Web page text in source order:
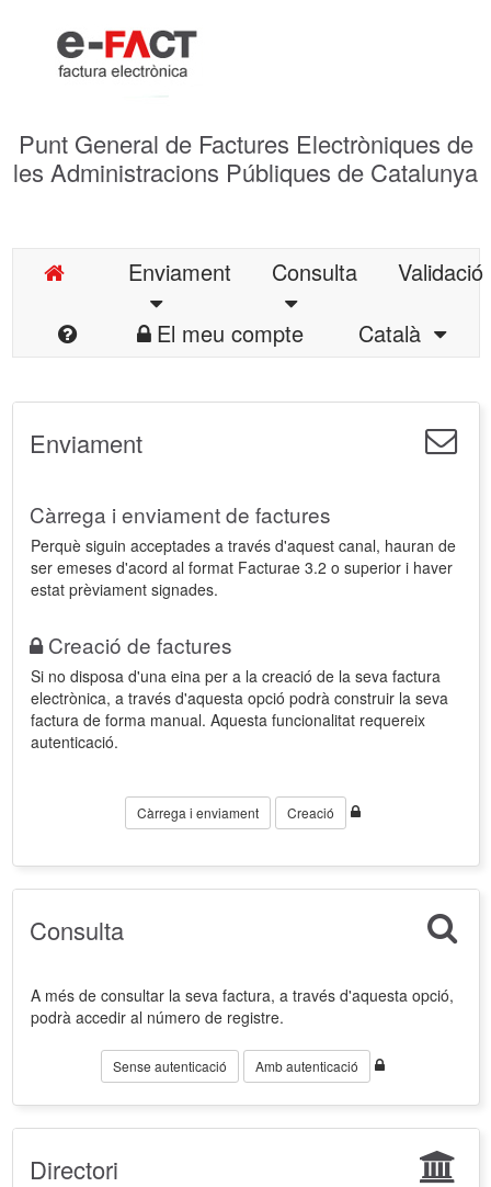
Punt General de Factures Electròniques de
les Administracions Públiques de Catalunya
Enviament Consulta
Validació
El meu compte
Català
Enviament
Càrrega i enviament de factures
Perquè siguin acceptades a través d'aquest canal, hauran de
ser emeses d'acord al format Facturae 3.2 o superior i haver
estat prèviament signades.
Creació de factures
Si no disposa d'una eina per a la creació de la seva factura
electrònica, a través d'aquesta opció podrà construir la seva
factura de forma manual. Aquesta funcionalitat requereix
autenticació.
Càrrega i enviament Creació
Consulta
A més de consultar la seva factura, a través d'aquesta opció,
podrà accedir al número de registre.
Sense autenticació Amb autenticació
Directori